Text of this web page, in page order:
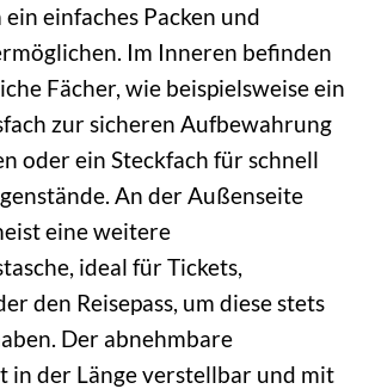
einfaches Packen und
Im Inneren befinden
Fächer, wie beispielsweise ein
zur sicheren Aufbewahrung
oder ein Steckfach für schnell
An der Außenseite
eine weitere
ideal für Tickets,
den Reisepass, um diese stets
Der abnehmbare
in der Länge verstellbar und mit